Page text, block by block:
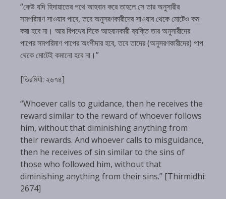
“কেউ যদি হিদায়াতের পথে আহবান করে তাহলে সে তার অনুসারীর
সমপরিমাণ সাওয়াব পাবে, তবে অনুসরণকারীদের সাওয়াব থেকে মোটেও কম
করা হবে না। আর বিপথের দিকে আহবানকারী ব্যক্তি তার অনুসারীদের
পাপের সমপরিমাণ পাপের অংশীদার হবে, তবে তাদের (অনুসরণকারীদের) পাপ
থেকে মোটেই কমানো হবে না।”
[তিরমিযী: ২৬৭৪]
“Whoever calls to guidance, then he receives the
reward similar to the reward of whoever follows
him, without that diminishing anything from
their rewards. And whoever calls to misguidance,
then he receives of sin similar to the sins of
those who followed him, without that
diminishing anything from their sins.” [Thirmidhi:
2674]